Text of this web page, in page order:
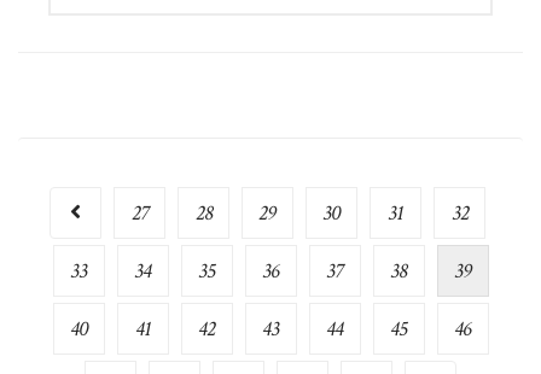
27 28 29 30 31 32
33 34 35 36 37 38 39
40 41 42 43 44 45 46